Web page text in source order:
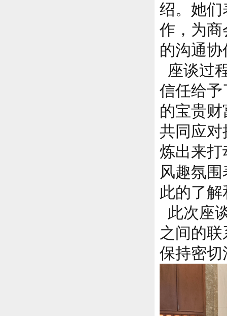
绍。她
作，为
的沟通
座谈过
信任给
的宝贵
共同应
炼出来
风趣氛
此的了
此次座
之间的
保持密